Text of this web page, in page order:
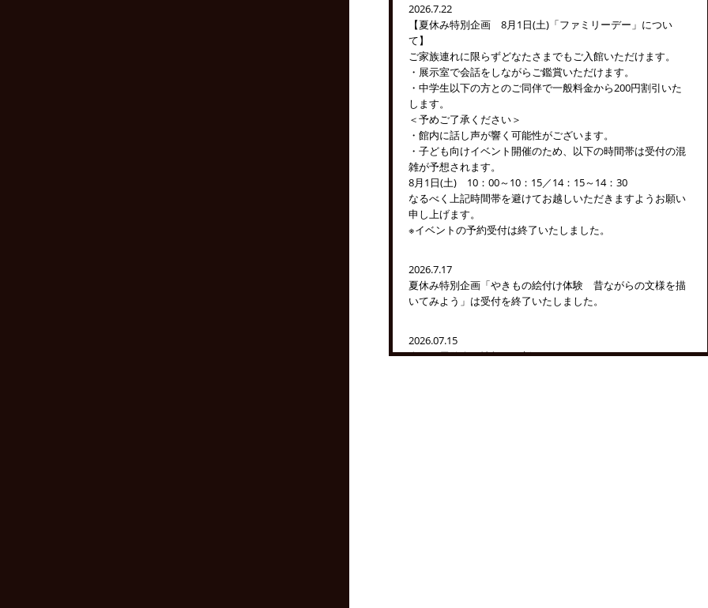
2026.7.22
【夏休み特別企画 8月1日(土)「ファミリーデー」につい
て】
ご家族連れに限らずどなたさまでもご入館いただけます。
・展示室で会話をしながらご鑑賞いただけます。
・中学生以下の方とのご同伴で一般料金から200円割引いた
します。
＜予めご了承ください＞
・館内に話し声が響く可能性がございます。
・子ども向けイベント開催のため、以下の時間帯は受付の混
雑が予想されます。
8月1日(土) 10：00～10：15／14：15～14：30
なるべく上記時間帯を避けてお越しいただきますようお願い
申し上げます。
※イベントの予約受付は終了いたしました。
2026.7.17
夏休み特別企画「やきもの絵付け体験 昔ながらの文様を描
いてみよう」は受付を終了いたしました。
2026.07.15
次回の展覧会の情報を更新しました。